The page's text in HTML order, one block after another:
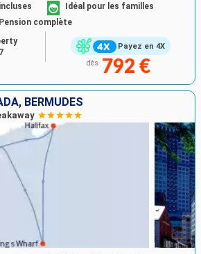
Payez en 4X
Idéal pour les familles
Pension complète
dès 792 €
BERMUDES